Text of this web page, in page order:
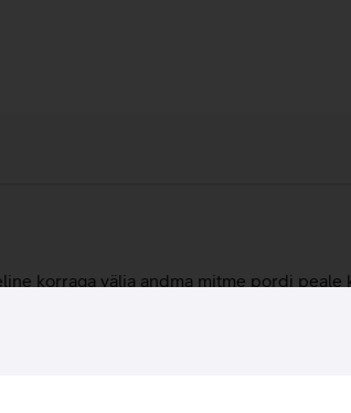
korraga välja andma mitme pordi peale
kordi, muutes selle usaldusväärseks
kolme seadet, pakkudes USB-C pordi
seadmed ja jaotab võimsuse
välja laetust, laadimise kiiruseid ja
nii töö- kui puhkusereisidel.